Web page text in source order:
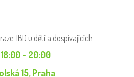
IBD u dětí a dospívajících
- 20:00
15, Praha